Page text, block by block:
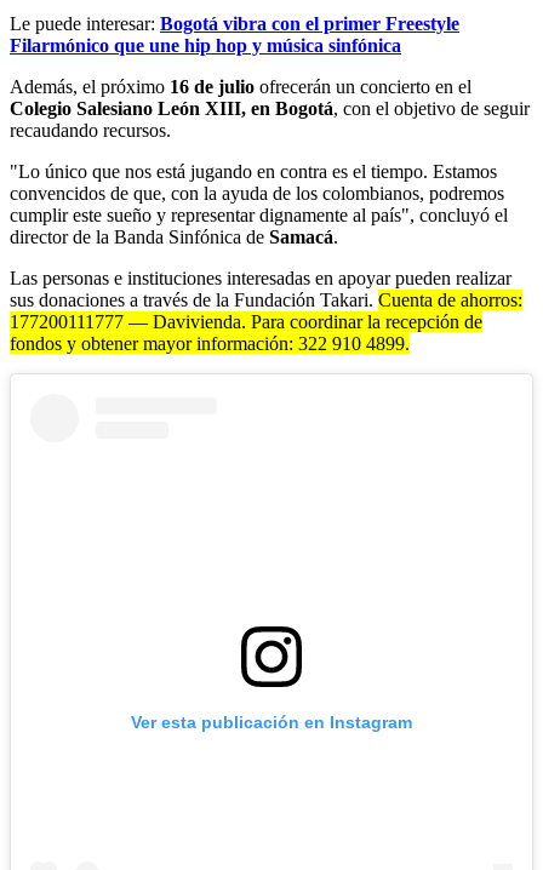
Le puede interesar: Bogotá vibra con el primer Freestyle
Filarmónico que une hip hop y música sinfónica
Además, el próximo 16 de julio ofrecerán un concierto en el
Colegio Salesiano León XIII, en Bogotá, con el objetivo de seguir
recaudando recursos.
"Lo único que nos está jugando en contra es el tiempo. Estamos
convencidos de que, con la ayuda de los colombianos, podremos
cumplir este sueño y representar dignamente al país", concluyó el
director de la Banda Sinfónica de Samacá.
Las personas e instituciones interesadas en apoyar pueden realizar
sus donaciones a través de la Fundación Takari. Cuenta de ahorros:
177200111777 — Davivienda. Para coordinar la recepción de
fondos y obtener mayor información: 322 910 4899.
Ver esta publicación en Instagram